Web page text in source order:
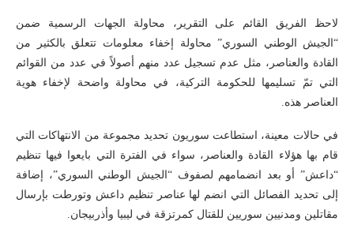
لاحظ الفريق القائم على التقرير، محاولة الجهات الرسمية ضمن
“الجيش الوطني السوري” محاولة إخفاء معلومات تتعلق بالكثير من
القادة والعناصر، مثل عدم تسجيل عدد منهم أصولاً في عدد من القوائم
التي تمّ تسليمها للحكومة التركية، في محاولة واضحة لإخفاء هوية
العناصر هذه.
في حالات معينة، استطاعت سوريون تحديد مجموعة من الانتهاكات التي
قام بها هؤلاء القادة والعناصر، سواء في الفترة التي بايعوا فيها تنظيم
“داعش” أو بعد انضمامهم لصفوف “الجيش الوطني السوري”، إضافة
إلى تحديد الفصائل التي انضم لها عناصر تنظيم داعش وتورطت بإرسال
مقاتلين ومدنيين سوريين للقتال كمرتزقة في ليبيا وأذربيجان.